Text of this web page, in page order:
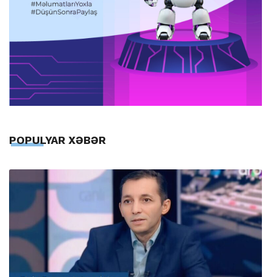
POPULYAR XƏBƏR